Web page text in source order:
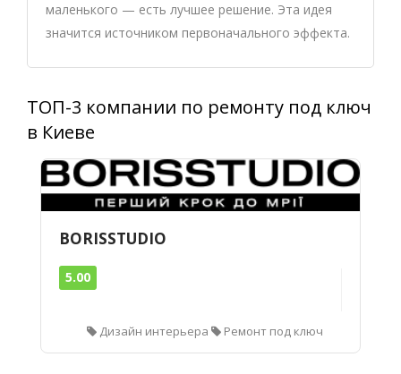
маленького — есть лучшее решение. Эта идея
значится источником первоначального эффекта.
ТОП-3 компании по ремонту под ключ
в Киеве
BORISSTUDIO
5.00
Дизайн интерьера Ремонт под ключ